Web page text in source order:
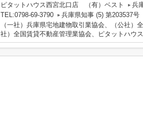
ピタットハウス西宮北口店 （有）ベスト
兵
TEL:0798-69-3790
兵庫県知事 (5) 第203537号
（一社）兵庫県宅地建物取引業協会、（公社）
社）全国賃貸不動産管理業協会、ピタットハウ